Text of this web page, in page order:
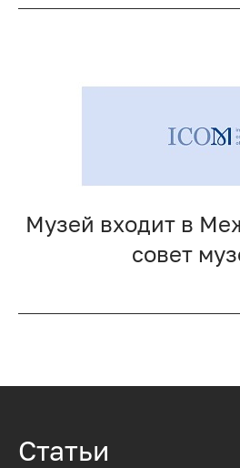
Музей входит в
совет
Статьи